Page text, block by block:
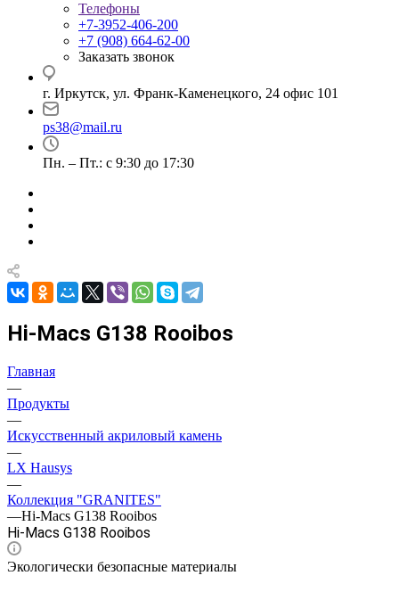
Телефоны
+7-3952-406-200
+7 (908) 664-62-00
Заказать звонок
г. Иркутск, ул. Франк-Каменецкого, 24 офис 101
ps38@mail.ru
Пн. – Пт.: с 9:30 до 17:30
Hi-Macs G138 Rooibos
Главная
—
Продукты
—
Искусственный акриловый камень
—
LX Hausys
—
Коллекция "GRANITES"
—Hi-Macs G138 Rooibos
Hi-Macs G138 Rooibos
Экологически безопасные материалы